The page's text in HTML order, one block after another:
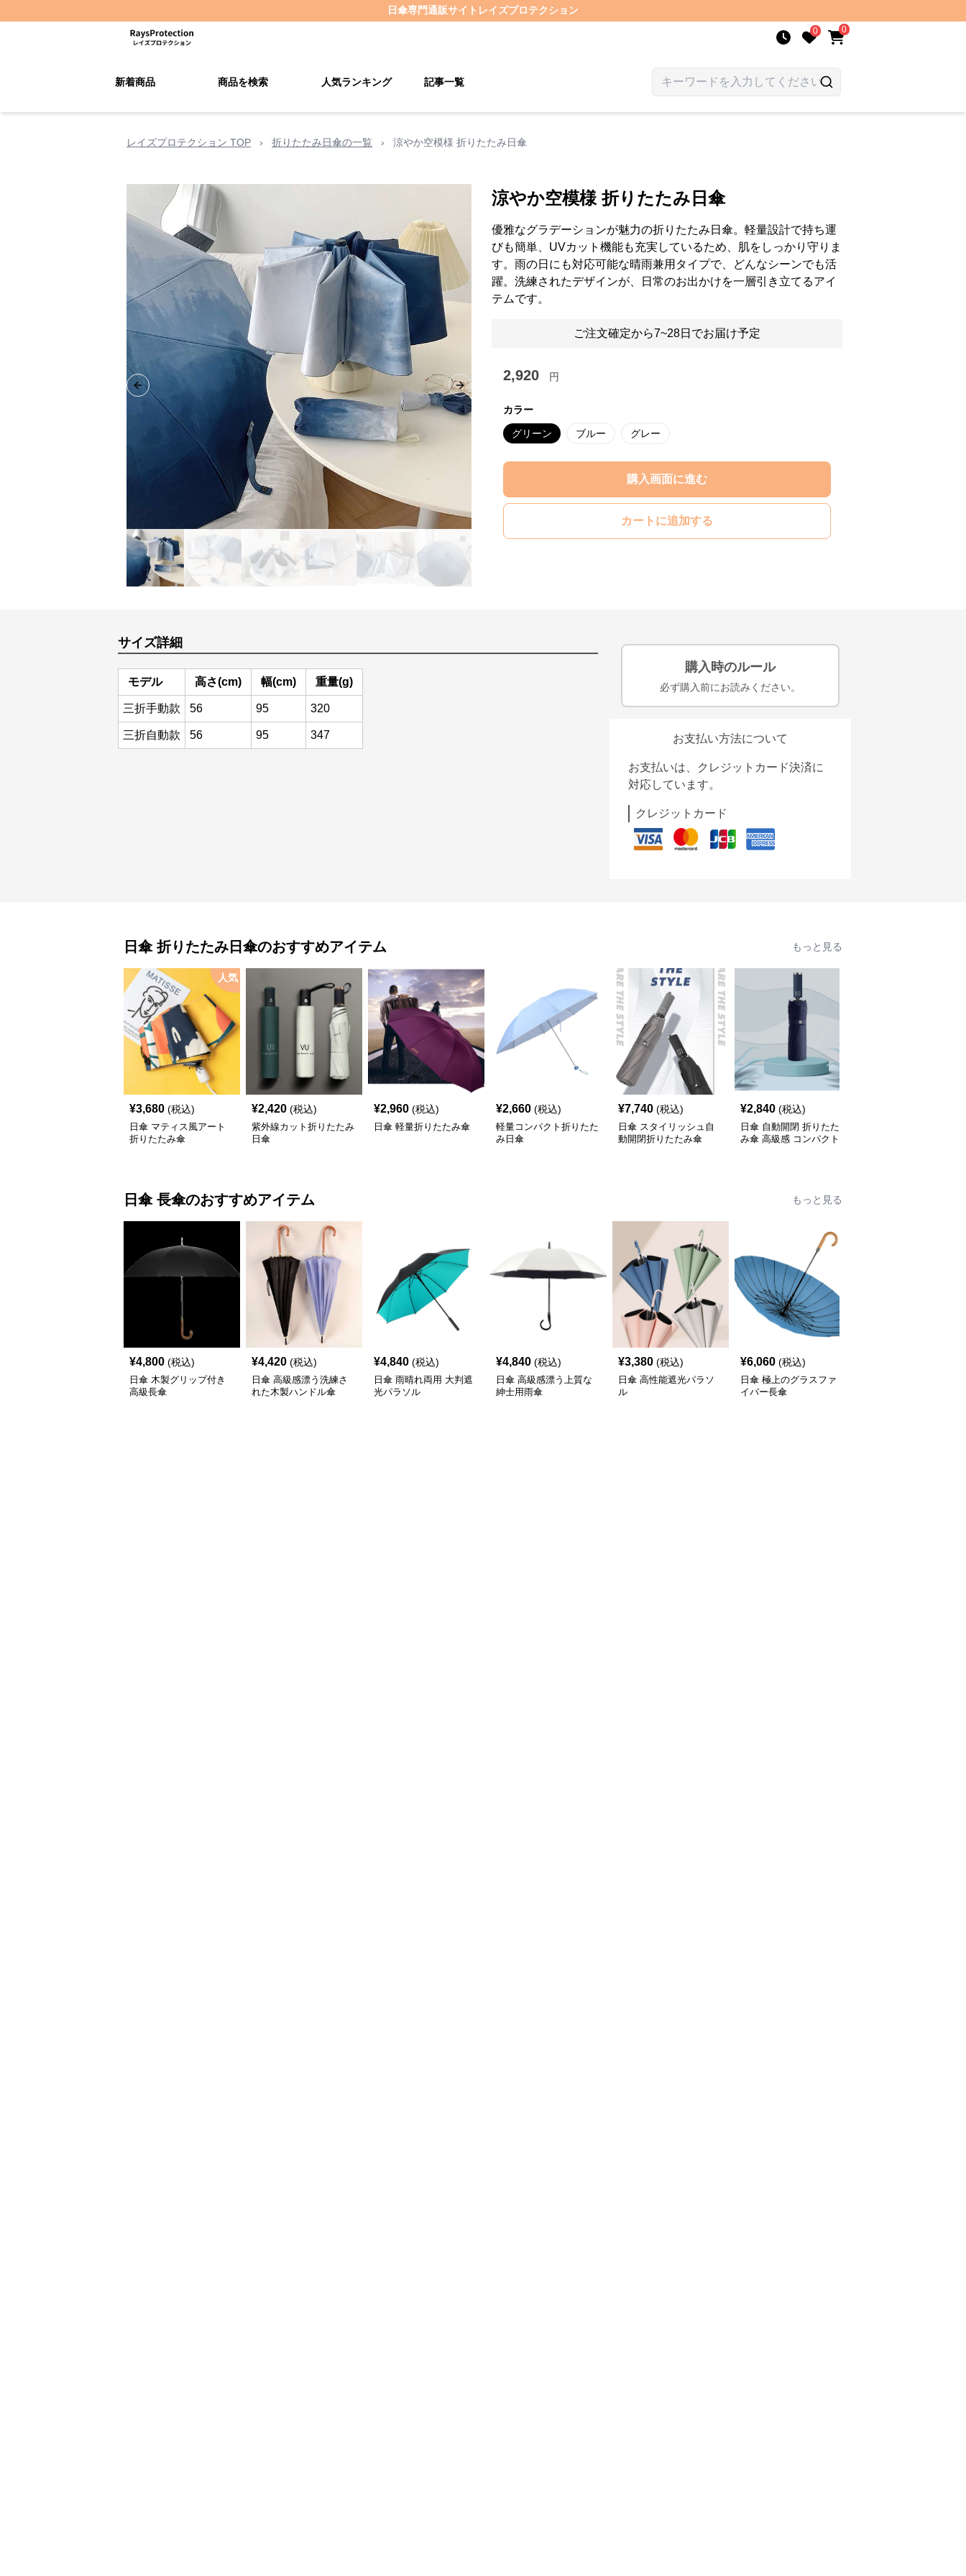
日傘専門通販サイト レイズプロテクション
0 0
新着商品 商品を検索 人気ランキング 記事一覧
レイズプロテクション TOP › 折りたたみ日傘の一覧 › 涼やか空模様 折りたたみ日傘
Previous slide Next slide
涼やか空模様 折りたたみ日傘
優雅なグラデーションが魅力の折りたたみ日傘。軽量設計で持ち運
びも簡単、UVカット機能も充実しているため、肌をしっかり守りま
す。雨の日にも対応可能な晴雨兼用タイプで、どんなシーンでも活
躍。洗練されたデザインが、日常のお出かけを一層引き立てるアイ
テムです。
ご注文確定から7~28日でお届け予定
2,920 円
カラー
グリーン ブルー グレー
購入画面に進む
カートに追加する
サイズ詳細
モデル 高さ(cm) 幅(cm) 重量(g)
三折手動款 56 95 320
三折自動款 56 95 347
購入時のルール
必ず購入前にお読みください。
お支払い方法について
お支払いは、クレジットカード決済に
対応しています。
クレジットカード
日傘 折りたたみ日傘のおすすめアイテム もっと見る
人気
¥3,680 (税込)
日傘 マティス風アート
折りたたみ傘
¥2,420 (税込)
紫外線カット折りたたみ
日傘
¥2,960 (税込)
日傘 軽量折りたたみ傘
¥2,660 (税込)
軽量コンパクト折りたた
み日傘
¥7,740 (税込)
日傘 スタイリッシュ自
動開閉折りたたみ傘
¥2,840 (税込)
日傘 自動開閉 折りたた
み傘 高級感 コンパクト
日傘 長傘のおすすめアイテム もっと見る
¥4,800 (税込)
日傘 木製グリップ付き
高級長傘
¥4,420 (税込)
日傘 高級感漂う洗練さ
れた木製ハンドル傘
¥4,840 (税込)
日傘 雨晴れ両用 大判遮
光パラソル
¥4,840 (税込)
日傘 高級感漂う上質な
紳士用雨傘
¥3,380 (税込)
日傘 高性能遮光パラソ
ル
¥6,060 (税込)
日傘 極上のグラスファ
イバー長傘